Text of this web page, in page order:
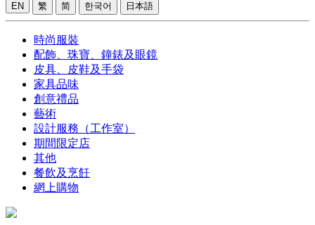
EN 繁 简 한국어 日本語
時尚服裝
配飾、珠寶、鐘錶及眼鏡
皮具、皮鞋及手袋
家具品味
創意禮品
藝術
設計服務（工作室）
期間限定店
其他
餐飲及烹飪
網上購物